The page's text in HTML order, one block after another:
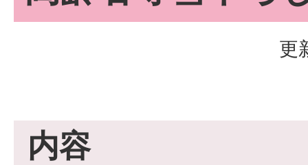
更
内容